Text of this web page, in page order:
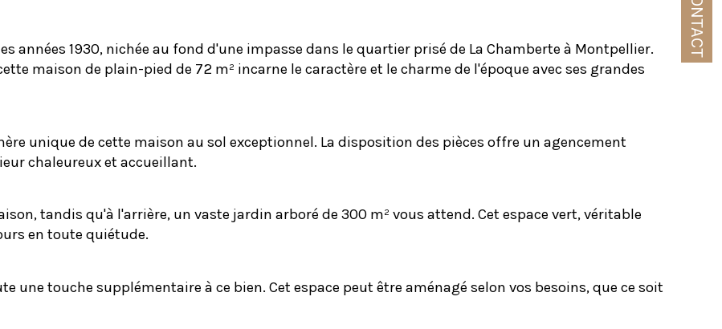
CONTACT
années 1930, nichée au fond d'une impasse dans le quartier prisé de La Chamberte à Montpellier.
maison de plain-pied de 72 m² incarne le caractère et le charme de l'époque avec ses grandes
unique de cette maison au sol exceptionnel. La disposition des pièces offre un agencement
chaleureux et accueillant.
tandis qu'à l'arrière, un vaste jardin arboré de 300 m² vous attend. Cet espace vert, véritable
en toute quiétude.
une touche supplémentaire à ce bien. Cet espace peut être aménagé selon vos besoins, que ce soit